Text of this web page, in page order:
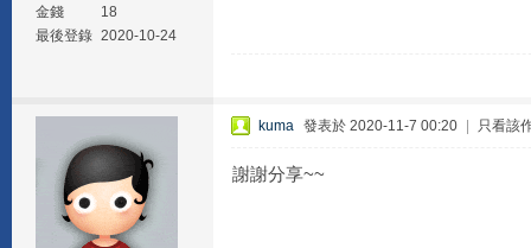
金錢
18
最後登錄 2020-10-24
kuma 發表於 2020-11-7 00:20 只看該
謝謝分享~~